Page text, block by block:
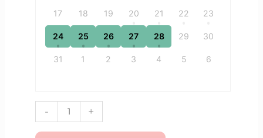
17 18 19 20 21 22 23
24 25 26 27 28 29 30
31 1 2 3 4 5 6
- +